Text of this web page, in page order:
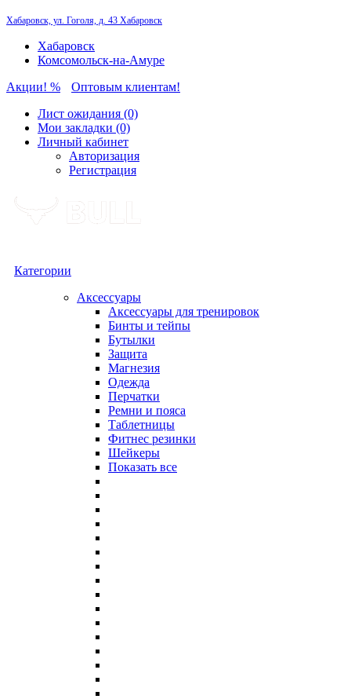
Хабаровск, ул. Гоголя, д. 43 Хабаровск
Хабаровск
Комсомольск-на-Амуре
Акции! %
Оптовым клиентам!
Лист ожидания (0)
Мои закладки (0)
Личный кабинет
Авторизация
Регистрация
Категории
Аксессуары
Аксессуары для тренировок
Бинты и тейпы
Бутылки
Защита
Магнезия
Одежда
Перчатки
Ремни и пояса
Таблетницы
Фитнес резинки
Шейкеры
Показать все